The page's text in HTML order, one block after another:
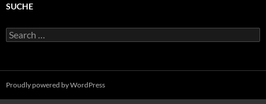
SUCHE
Search
for:
Proudly powered by WordPress